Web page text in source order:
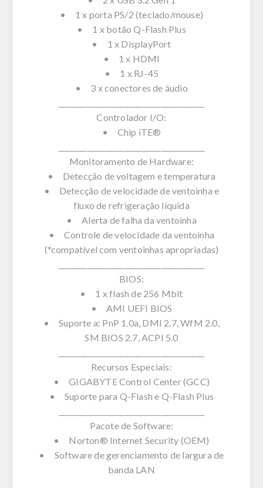
• 1 x porta PS/2 (teclado/mouse)
• 1 x botão Q-Flash Plus
• 1 x DisplayPort
• 1 x HDMI
• 1 x RJ-45
• 3 x conectores de áudio
Controlador I/O:
• Chip iTE®
Monitoramento de Hardware:
• Detecção de voltagem e temperatura
• Detecção de velocidade de ventoinha e
fluxo de refrigeração líquida
• Alerta de falha da ventoinha
• Controle de velocidade da ventoinha
(*compatível com ventoinhas apropriadas)
BIOS:
• 1 x flash de 256 Mbit
• AMI UEFI BIOS
• Suporte a: PnP 1.0a, DMI 2.7, WfM 2.0,
SM BIOS 2.7, ACPI 5.0
Recursos Especiais:
• GIGABYTE Control Center (GCC)
• Suporte para Q-Flash e Q-Flash Plus
Pacote de Software:
• Norton® Internet Security (OEM)
• Software de gerenciamento de largura de
banda LAN